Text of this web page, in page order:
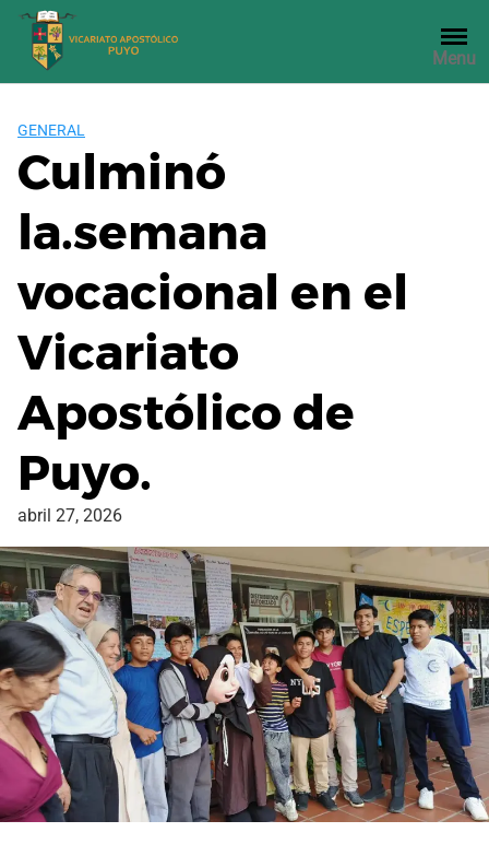
Saltar
contenido
Menu
GENERAL
Culminó
la.semana
vocacional en el
Vicariato
Apostólico de
Puyo.
abril 27, 2026